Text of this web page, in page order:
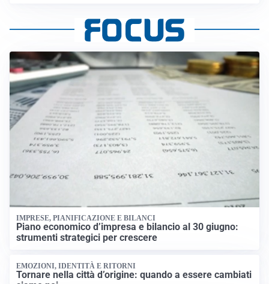
IMPRESE, PIANIFICAZIONE E BILANCI
Piano economico d’impresa e bilancio al 30 giugno:
strumenti strategici per crescere
EMOZIONI, IDENTITÀ E RITORNI
Tornare nella città d’origine: quando a essere cambiati